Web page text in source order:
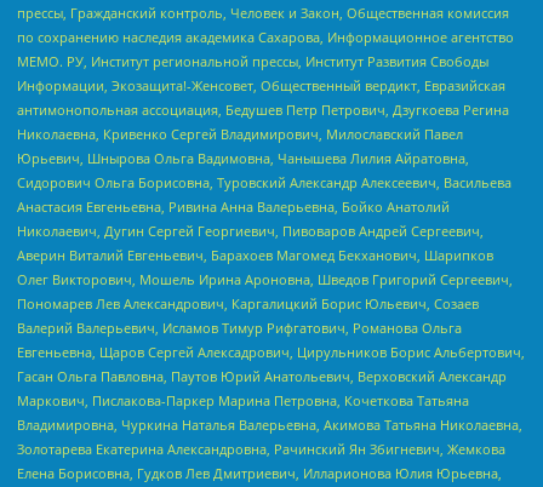
прессы, Гражданский контроль, Человек и Закон, Общественная комиссия
по сохранению наследия академика Сахарова, Информационное агентство
МЕМО. РУ, Институт региональной прессы, Институт Развития Свободы
Информации, Экозащита!-Женсовет, Общественный вердикт, Евразийская
антимонопольная ассоциация, Бедушев Петр Петрович, Дзугкоева Регина
Николаевна, Кривенко Сергей Владимирович, Милославский Павел
Юрьевич, Шнырова Ольга Вадимовна, Чанышева Лилия Айратовна,
Сидорович Ольга Борисовна, Туровский Александр Алексеевич, Васильева
Анастасия Евгеньевна, Ривина Анна Валерьевна, Бойко Анатолий
Николаевич, Дугин Сергей Георгиевич, Пивоваров Андрей Сергеевич,
Аверин Виталий Евгеньевич, Барахоев Магомед Бекханович, Шарипков
Олег Викторович, Мошель Ирина Ароновна, Шведов Григорий Сергеевич,
Пономарев Лев Александрович, Каргалицкий Борис Юльевич, Созаев
Валерий Валерьевич, Исламов Тимур Рифгатович, Романова Ольга
Евгеньевна, Щаров Сергей Алексадрович, Цирульников Борис Альбертович,
Гасан Ольга Павловна, Паутов Юрий Анатольевич, Верховский Александр
Маркович, Пислакова-Паркер Марина Петровна, Кочеткова Татьяна
Владимировна, Чуркина Наталья Валерьевна, Акимова Татьяна Николаевна,
Золотарева Екатерина Александровна, Рачинский Ян Збигневич, Жемкова
Елена Борисовна, Гудков Лев Дмитриевич, Илларионова Юлия Юрьевна,